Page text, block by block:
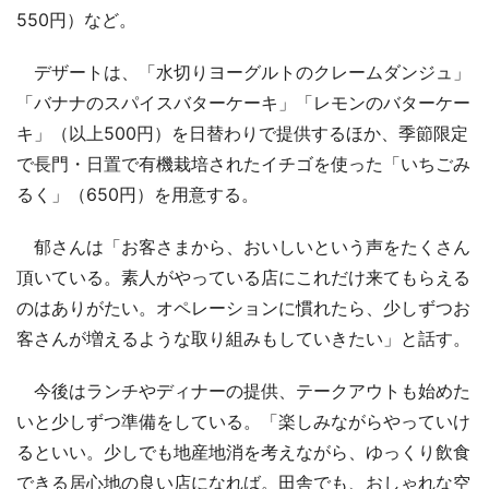
550円）など。
デザートは、「水切りヨーグルトのクレームダンジュ」
「バナナのスパイスバターケーキ」「レモンのバターケー
キ」（以上500円）を日替わりで提供するほか、季節限定
で長門・日置で有機栽培されたイチゴを使った「いちごみ
るく」（650円）を用意する。
郁さんは「お客さまから、おいしいという声をたくさん
頂いている。素人がやっている店にこれだけ来てもらえる
のはありがたい。オペレーションに慣れたら、少しずつお
客さんが増えるような取り組みもしていきたい」と話す。
今後はランチやディナーの提供、テークアウトも始めた
いと少しずつ準備をしている。「楽しみながらやっていけ
るといい。少しでも地産地消を考えながら、ゆっくり飲食
できる居心地の良い店になれば。田舎でも、おしゃれな空